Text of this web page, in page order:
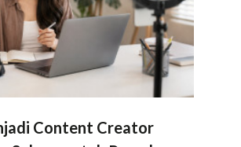
Content Creator